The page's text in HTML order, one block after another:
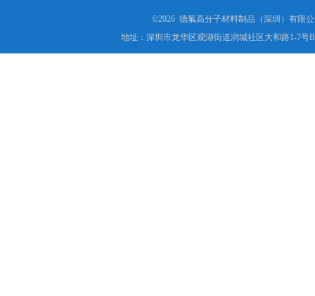
©2026 德氟高分子材料制品（深圳）有限
地址：深圳市龙华区观湖街道润城社区大和路1-7号